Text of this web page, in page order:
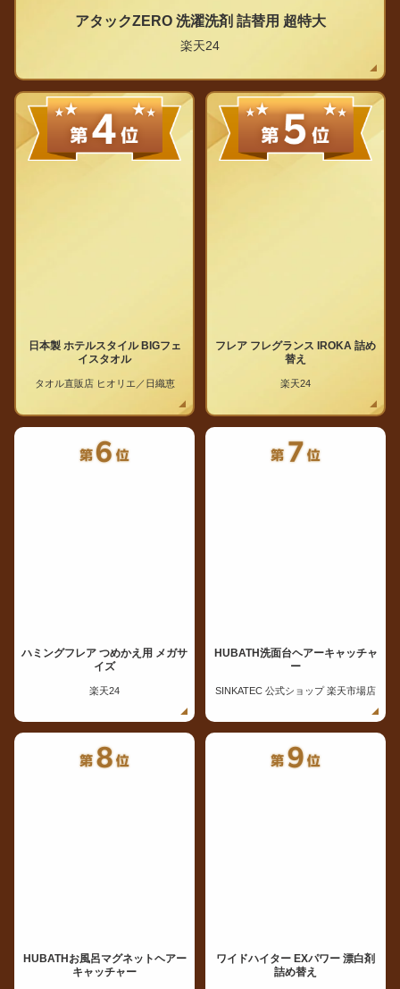
アタックZERO 洗濯洗剤 詰替用 超特大
楽天24
日本製 ホテルスタイル BIGフェ
イスタオル
タオル直販店 ヒオリエ／日織恵
フレア フレグランス IROKA 詰め
替え
楽天24
ハミングフレア つめかえ用 メガサ
イズ
楽天24
HUBATH洗面台ヘアーキャッチャ
ー
SINKATEC 公式ショップ 楽天市場店
HUBATHお風呂マグネットヘアー
キャッチャー
ワイドハイター EXパワー 漂白剤
詰め替え